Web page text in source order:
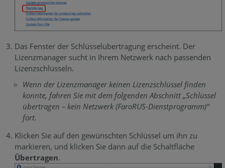
Das Fenster der Schlüsselübertragung erscheint. Der
Lizenzmanager sucht in Ihrem Netzwerk nach passenden
Lizenzschlüsseln.
Wenn der Lizenzmanager keinen Lizenzschlüssel finden
konnte, fahren Sie mit dem folgenden Abschnitt „Schlüssel
übertragen – kein Netzwerk (FaroRUS-Dienstprogramm)“
fort.
Klicken Sie auf den gewünschten Schlüssel um ihn zu
markieren, und klicken Sie dann auf die Schaltfläche
Übertragen.